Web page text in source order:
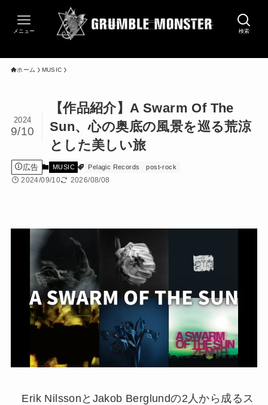
検索
メニュー
ホーム MUSIC
【作品紹介】A Swarm Of The
Sun、心の奥底の風景を巡る荒涼
とした美しい旅
2024
9/10
広告 MUSIC Pelagic Records post-rock
2024/09/10 2026/08/08
Erik NilssonとJakob Berglundの2人から成るス